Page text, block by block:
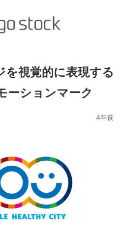
を視覚的に表現する
ーションマーク
4年前